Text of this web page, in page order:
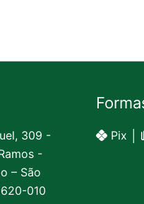
309 -
-
– São
010
Pix │